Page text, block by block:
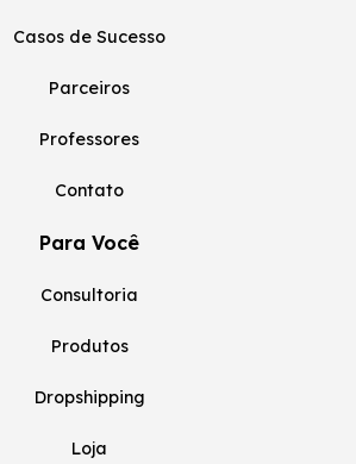
Casos de Sucesso
Parceiros
Professores
Contato
Para Você
Consultoria
Produtos
Dropshipping
Loja